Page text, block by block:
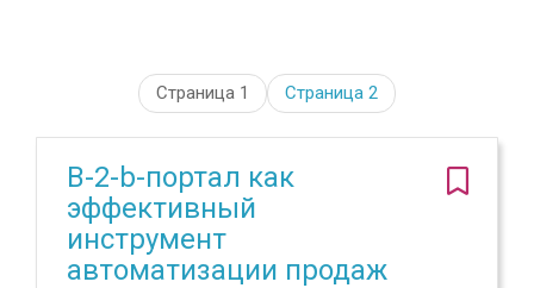
Страница 1 Страница 2
B-2-b-портал как
эффективный
инструмент
автоматизации продаж